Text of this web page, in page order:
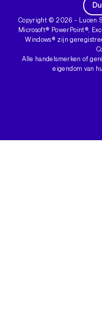
Copyright ©2026 - Lucen
Microsoft® PowerPoint®,
Windows® zijn
Alle handelsmerken of
eigendom van